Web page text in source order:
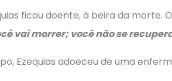
ficou doente, à beira da morte.
vai morrer; você não se
Ezequias adoeceu de uma